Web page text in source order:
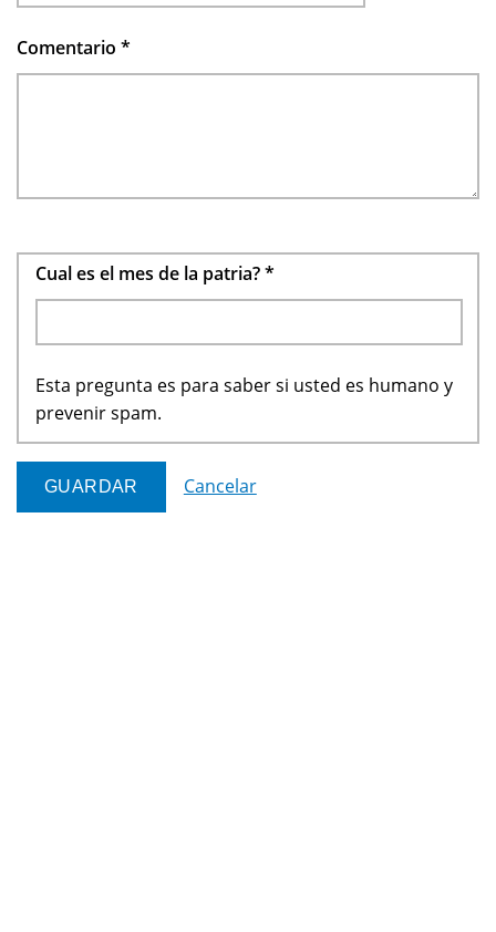
Comentario *
Cual es el mes de la patria?*
Esta pregunta es para saber si usted es humano y
prevenir spam.
Cancelar